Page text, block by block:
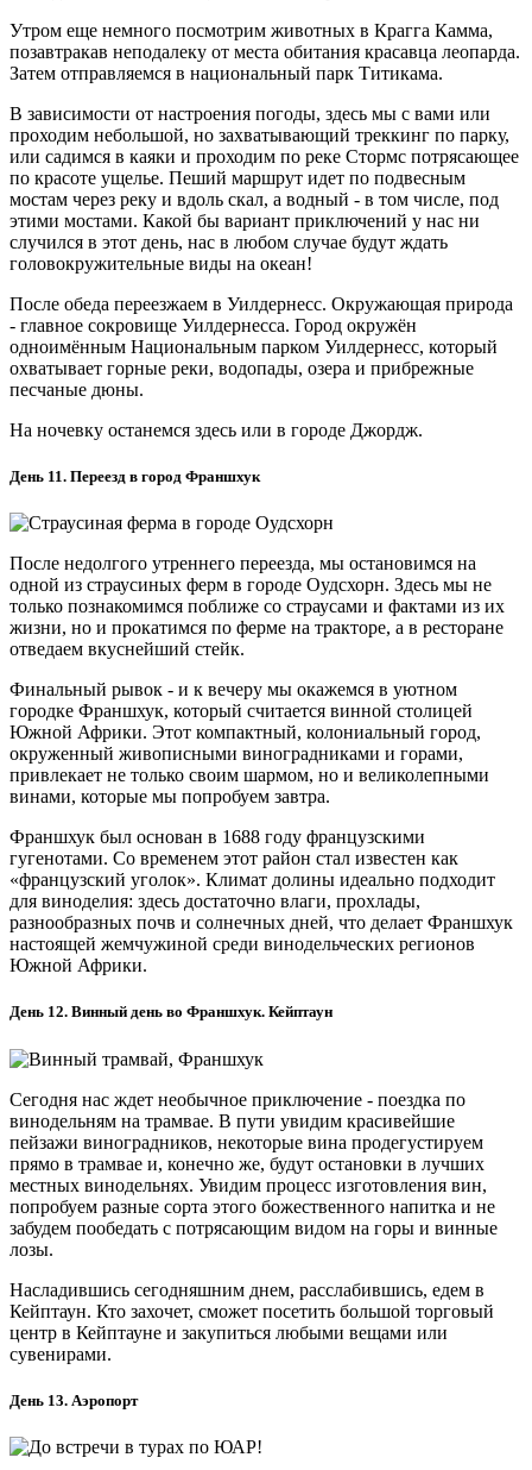
Утром еще немного посмотрим животных в Крагга Камма,
позавтракав неподалеку от места обитания красавца леопарда.
Затем отправляемся в национальный парк Титикама.
В зависимости от настроения погоды, здесь мы с вами или
проходим небольшой, но захватывающий треккинг по парку,
или садимся в каяки и проходим по реке Стормс потрясающее
по красоте ущелье. Пеший маршрут идет по подвесным
мостам через реку и вдоль скал, а водный - в том числе, под
этими мостами. Какой бы вариант приключений у нас ни
случился в этот день, нас в любом случае будут ждать
головокружительные виды на океан!
После обеда переезжаем в Уилдернесс. Окружающая природа
- главное сокровище Уилдернесса. Город окружён
одноимённым Национальным парком Уилдернесс, который
охватывает горные реки, водопады, озера и прибрежные
песчаные дюны.
На ночевку останемся здесь или в городе Джордж.
День 11. Переезд в город Франшхук
После недолгого утреннего переезда, мы остановимся на
одной из страусиных ферм в городе Оудсхорн. Здесь мы не
только познакомимся поближе со страусами и фактами из их
жизни, но и прокатимся по ферме на тракторе, а в ресторане
отведаем вкуснейший стейк.
Финальный рывок - и к вечеру мы окажемся в уютном
городке Франшхук, который считается винной столицей
Южной Африки. Этот компактный, колониальный город,
окруженный живописными виноградниками и горами,
привлекает не только своим шармом, но и великолепными
винами, которые мы попробуем завтра.
Франшхук был основан в 1688 году французскими
гугенотами. Со временем этот район стал известен как
«французский уголок». Климат долины идеально подходит
для виноделия: здесь достаточно влаги, прохлады,
разнообразных почв и солнечных дней, что делает Франшхук
настоящей жемчужиной среди винодельческих регионов
Южной Африки.
День 12. Винный день во Франшхук. Кейптаун
Сегодня нас ждет необычное приключение - поездка по
винодельням на трамвае. В пути увидим красивейшие
пейзажи виноградников, некоторые вина продегустируем
прямо в трамвае и, конечно же, будут остановки в лучших
местных винодельнях. Увидим процесс изготовления вин,
попробуем разные сорта этого божественного напитка и не
забудем пообедать с потрясающим видом на горы и винные
лозы.
Насладившись сегодняшним днем, расслабившись, едем в
Кейптаун. Кто захочет, сможет посетить большой торговый
центр в Кейптауне и закупиться любыми вещами или
сувенирами.
День 13. Аэропорт